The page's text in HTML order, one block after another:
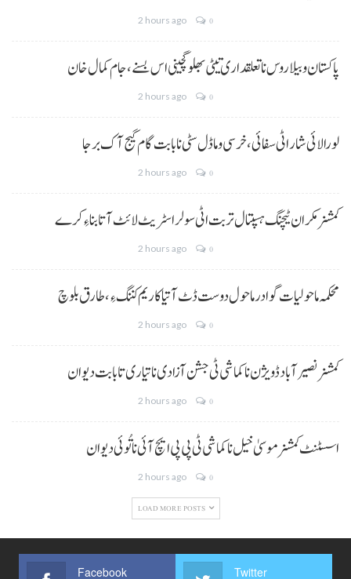
2 hours ago 0
پاکستان و بیلاروس نا تعلقداری تیٹی بھلو گچینی اس بسنے، جام کمال خان
2 hours ago 0
لورالائی شار اٹی سفائی، خرسی و ماڈل سٹی نا بابت گام گیج آک برجا
2 hours ago 0
کمشنر مکران ٹیچنگ ہسپتال تربت اٹی سولر اسٹریٹ لائٹ آتا بناءِ کرے
2 hours ago 0
محکمہ ماحولیات گوادر ماحول دوست ڈٹ آتیا کاریم کننگ ءِ، طارق بلوچ
2 hours ago 0
کمشنر نصیر آباد ڈویژن نا کماشی ٹی جشن آزادی نا تیاری تا بابت دیوان
2 hours ago 0
اسسٹنٹ کمشنر موسیٰ خیل نا کماشی ٹی پی پی ایچ آئی نا تُوئی دیوان
2 hours ago 0
LOAD MORE POSTS
Facebook Twitter